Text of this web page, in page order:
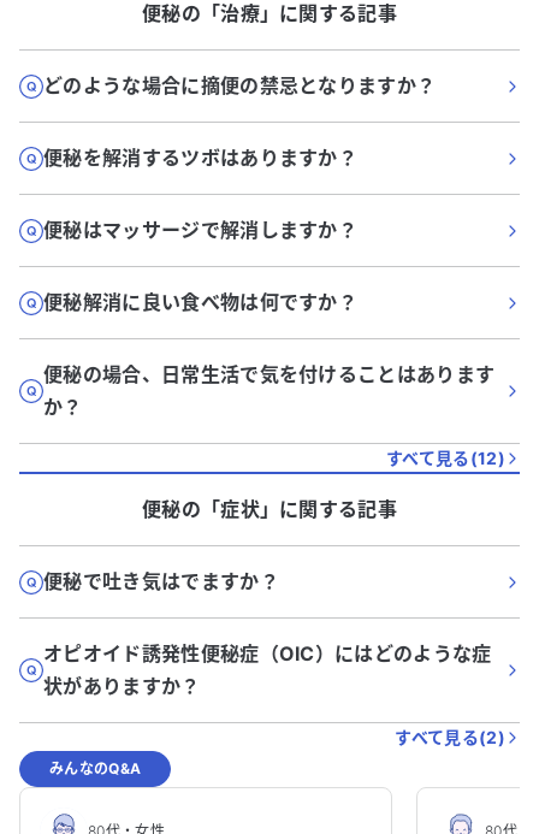
便秘の「治療」に関する記事
どのような場合に摘便の禁忌となりますか？
便秘を解消するツボはありますか？
便秘はマッサージで解消しますか？
便秘解消に良い食べ物は何ですか？
便秘の場合、日常生活で気を付けることはあります
か？
すべて見る(12)
便秘の「症状」に関する記事
便秘で吐き気はでますか？
オピオイド誘発性便秘症（OIC）にはどのような症
状がありますか？
すべて見る(2)
みんなのQ&A